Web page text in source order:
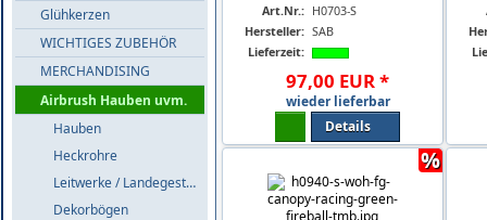
Glühkerzen
WICHTIGES ZUBEHÖR
MERCHANDISING
Airbrush Hauben uvm.
Hauben
Heckrohre
Leitwerke / Landegestelle
Dekorbögen
Art.Nr.: H0703-S
Hersteller: SAB
Lieferzeit:
97,00 EUR*
wieder lieferbar
Details
%